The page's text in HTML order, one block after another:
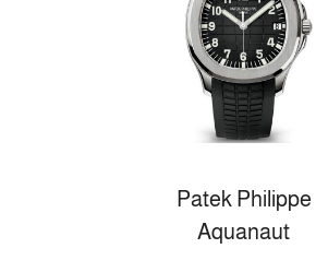
Patek Philippe
Aquanaut